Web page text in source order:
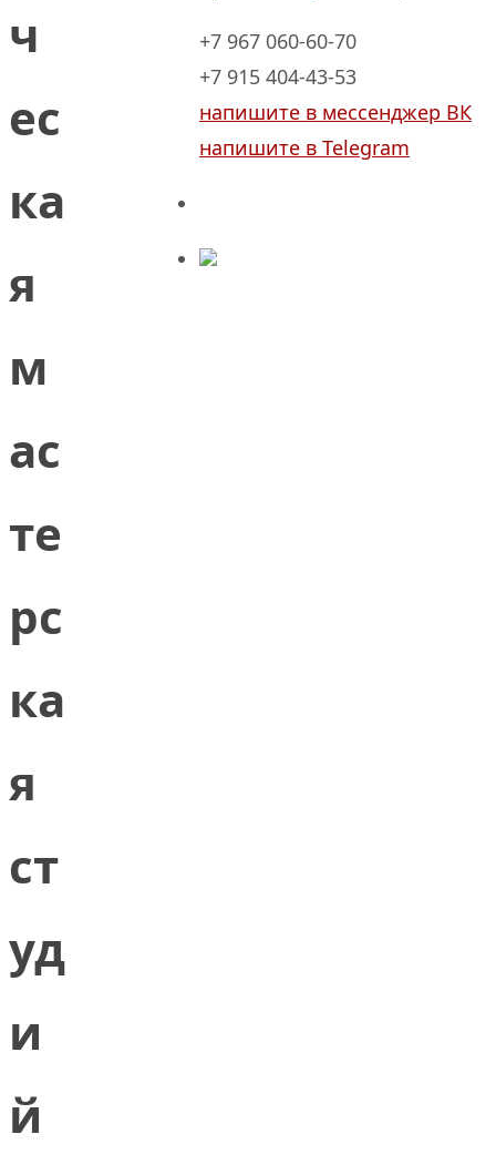
ч
ес
ка
я
м
ас
те
рс
ка
я
ст
уд
и
й
+7 967 060-60-70
+7 915 404-43-53
напишите в мессенджер ВК
напишите в Telegram